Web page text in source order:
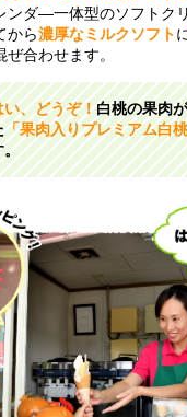
ンダ―一体型のソフトク
から濃厚なミルクソフト
合わせます。
い、どうぞ！白桃の果肉
「果肉入りプレミアム白
。